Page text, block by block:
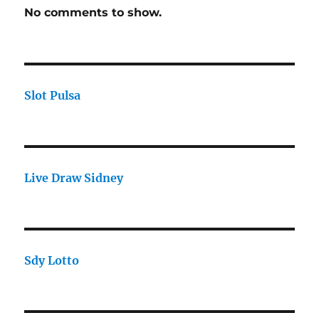
No comments to show.
Slot Pulsa
Live Draw Sidney
Sdy Lotto